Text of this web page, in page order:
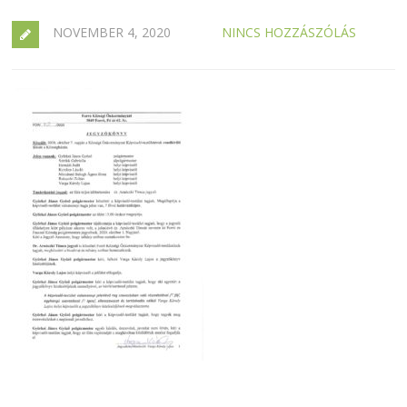
NOVEMBER 4, 2020 NINCS HOZZÁSZÓLÁS